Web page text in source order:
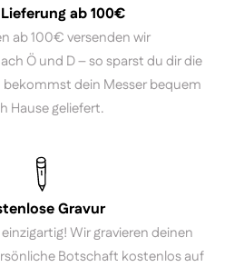
ab 100€
ab 100€ versenden wir
Ö und D – so sparst du dir die
dein Messer bequem
Hause geliefert.
Gravur
Wir gravieren deinen
Botschaft kostenlos auf